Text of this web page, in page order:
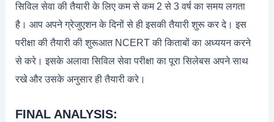
सिविल सेवा की तैयारी के लिए कम से कम 2 से 3 वर्ष का समय लगता
है। आप अपने ग्रेजुएशन के दिनों से ही इसकी तैयारी शुरू कर दे। इस
परीक्षा की तैयारी की शुरूआत NCERT की किताबों का अध्ययन करने
से करे। इसके अलावा सिविल सेवा परीक्षा का पूरा सिलेबस अपने साथ
रखे और उसके अनुसार ही तैयारी करे।
FINAL ANALYSIS: